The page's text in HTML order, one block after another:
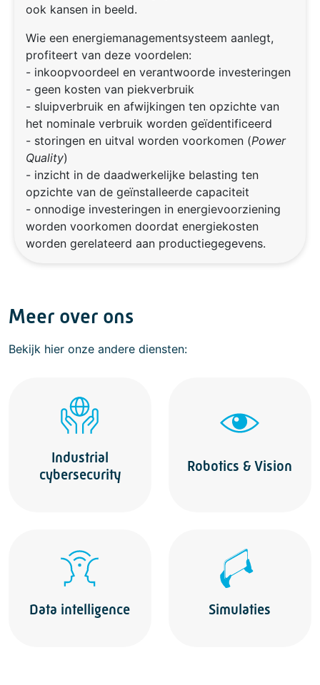
ook kansen in beeld.
Wie een energiemanagementsysteem aanlegt,
profiteert van deze voordelen:
- inkoopvoordeel en verantwoorde investeringen
- geen kosten van piekverbruik
- sluipverbruik en afwijkingen ten opzichte van
het nominale verbruik worden geïdentificeerd
- storingen en uitval worden voorkomen (Power
Quality)
- inzicht in de daadwerkelijke belasting ten
opzichte van de geïnstalleerde capaciteit
- onnodige investeringen in energievoorziening
worden voorkomen doordat energiekosten
worden gerelateerd aan productiegegevens.
Meer over ons
Bekijk hier onze andere diensten:
Industrial
cybersecurity
Robotics & Vision
Data intelligence Simulaties